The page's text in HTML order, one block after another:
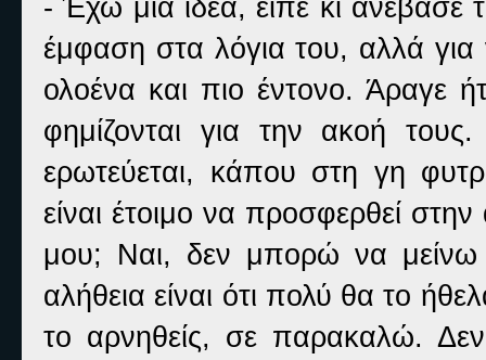
- Έχω μια ιδέα, είπε κι ανέβασε
έμφαση στα λόγια του, αλλά για
ολοένα και πιο έντονο. Άραγε
φημίζονται για την ακοή
ερωτεύεται, κάπου στη γη
είναι έτοιμο να προσφερθεί
μου; Ναι, δεν μπορώ να
αλήθεια είναι ότι πολύ θα το
το αρνηθείς, σε παρακαλώ.